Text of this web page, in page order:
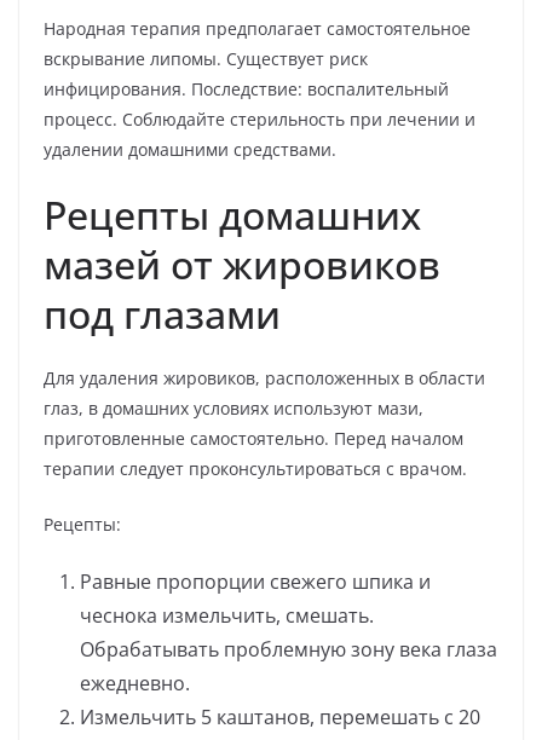
Народная терапия предполагает самостоятельное
вскрывание липомы. Существует риск
инфицирования. Последствие: воспалительный
процесс. Соблюдайте стерильность при лечении и
удалении домашними средствами.
Рецепты домашних
мазей от жировиков
под глазами
Для удаления жировиков, расположенных в области
глаз, в домашних условиях используют мази,
приготовленные самостоятельно. Перед началом
терапии следует проконсультироваться с врачом.
Рецепты:
Равные пропорции свежего шпика и
чеснока измельчить, смешать.
Обрабатывать проблемную зону века глаза
ежедневно.
Измельчить 5 каштанов, перемешать с 20